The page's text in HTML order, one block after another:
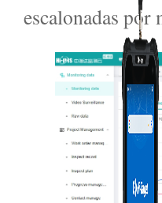
escalonadas